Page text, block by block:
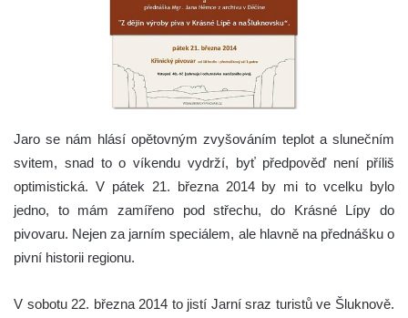
Jaro se nám hlásí opětovným zvyšováním teplot a slunečním
svitem, snad to o víkendu vydrží, byť předpověď není příliš
optimistická. V pátek 21. března 2014 by mi to vcelku bylo
jedno, to mám zamířeno pod střechu, do Krásné Lípy do
pivovaru. Nejen za jarním speciálem, ale hlavně na přednášku o
pivní historii regionu.
V sobotu 22. března 2014 to jistí Jarní sraz turistů ve Šluknově.